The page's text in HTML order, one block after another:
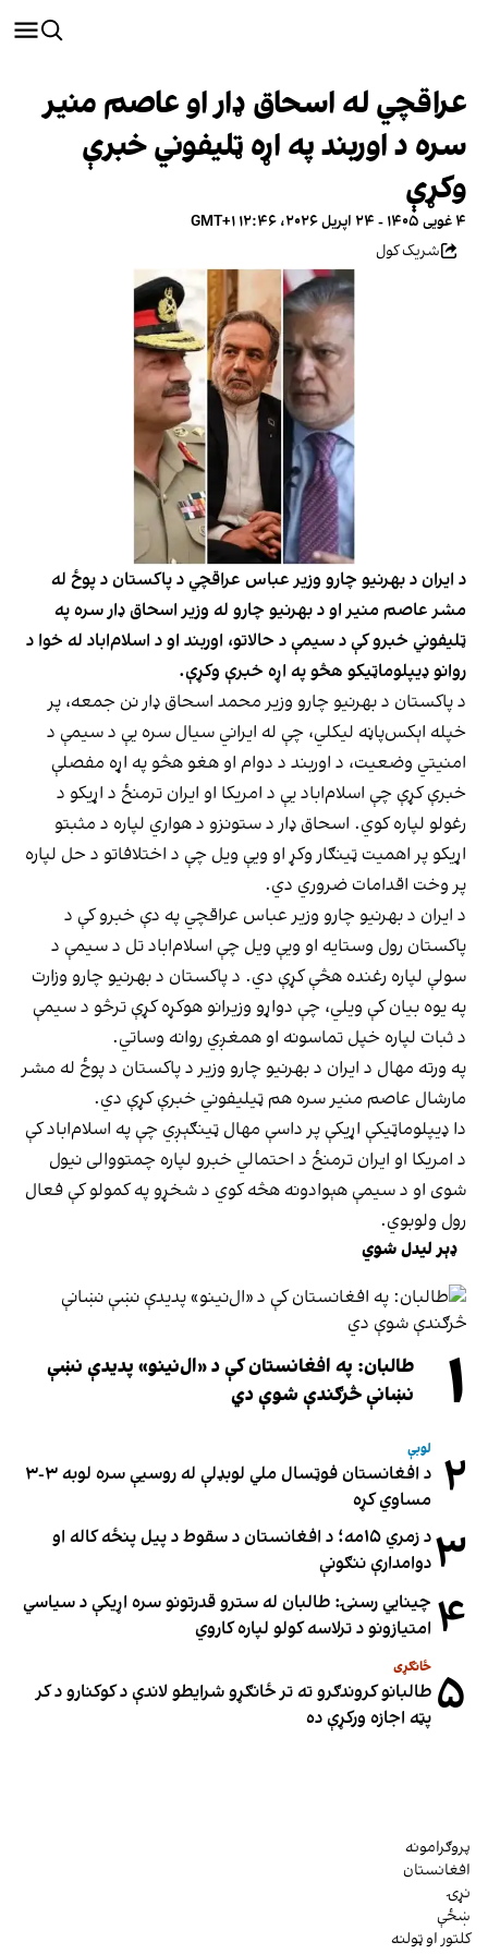
عراقچي له اسحاق ډار او عاصم منیر
سره د اوربند په اړه ټلیفوني خبرې
وکړې
۴ غویی ۱۴۰۵ - ۲۴ اپریل ۲۰۲۶، ۱۲:۴۶ GMT+۱
شریک کول
د ایران د بهرنیو چارو وزیر عباس عراقچي د پاکستان د پوځ له
مشر عاصم منیر او د بهرنیو چارو له وزیر اسحاق ډار سره په
ټلیفوني خبرو کې د سیمې د حالاتو، اوربند او د اسلام‌اباد له خوا د
روانو ډیپلوماټیکو هڅو په اړه خبرې وکړې.
د پاکستان د بهرنیو چارو وزیر محمد اسحاق ډار نن جمعه، پر
خپله اېکس‌پاڼه لیکلي، چې له ایراني سیال سره یې د سیمې د
امنیتي وضعیت، د اوربند د دوام او هغو هڅو په اړه مفصلې
خبرې کړې چې اسلام‌اباد یې د امریکا او ایران ترمنځ د اړیکو د
رغولو لپاره کوي. اسحاق ډار د ستونزو د هواري لپاره د مثبتو
اړیکو پر اهمیت ټینګار وکړ او ویې ویل چې د اختلافاتو د حل لپاره
پر وخت اقدامات ضروري دي.
د ایران د بهرنیو چارو وزیر عباس عراقچي په دې خبرو کې د
پاکستان رول وستایه او ویې ویل چې اسلام‌اباد تل د سیمې د
سولې لپاره رغنده هڅې کړې دي. د پاکستان د بهرنیو چارو وزارت
په یوه بیان کې ویلي، چې دواړو وزیرانو هوکړه کړې ترڅو د سیمې
د ثبات لپاره خپل تماسونه او همغږي روانه وساتي.
په ورته مهال د ایران د بهرنیو چارو وزیر د پاکستان د پوځ له مشر
مارشال عاصم منیر سره هم ټیلیفوني خبرې کړې دي.
دا ډیپلوماټیکې اړیکې پر داسې مهال ټینګېږي چې په اسلام‌اباد کې
د امریکا او ایران ترمنځ د احتمالي خبرو لپاره چمتووالی نیول
شوی او د سیمې هېوادونه هڅه کوي د شخړو په کمولو کې فعال
رول ولوبوي.
ډېر لیدل شوي
۱
طالبان: په افغانستان کې د «ال‌نینو» پدیدې نښې
نښانې څرګندې شوې دي
۲ لوبې
د افغانستان فوټسال ملي لوبډلې له روسیې سره لوبه ۳-۳
مساوي کړه
۳
د زمري ۱۵مه؛ د افغانستان د سقوط د پیل پنځه کاله او
دوامدارې ننګونې
۴ چینایي رسنۍ: طالبان له سترو قدرتونو سره اړیکې د سیاسي
امتیازونو د ترلاسه کولو لپاره کاروي
۵ ځانګړی
طالبانو کروندګرو ته تر ځانګړو شرایطو لاندې د کوکنارو د کر
پټه اجازه ورکړې ده
پروګرامونه
افغانستان
نړۍ
ښځې
کلتور او ټولنه